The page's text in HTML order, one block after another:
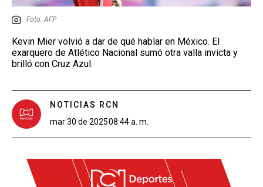
Foto: AFP
Kevin Mier volvió a dar de qué hablar en México. El
exarquero de Atlético Nacional sumó otra valla invicta y
brilló con Cruz Azul.
NOTICIAS RCN
mar 30 de 202508:44 a. m.